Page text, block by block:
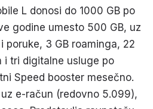
L donosi do 1000 GB po
godine umesto 500 GB, uz
poruke, 3 GB roaminga, 22
i tri digitalne usluge po
Speed booster mesečno.
e-račun (redovno 5.099),